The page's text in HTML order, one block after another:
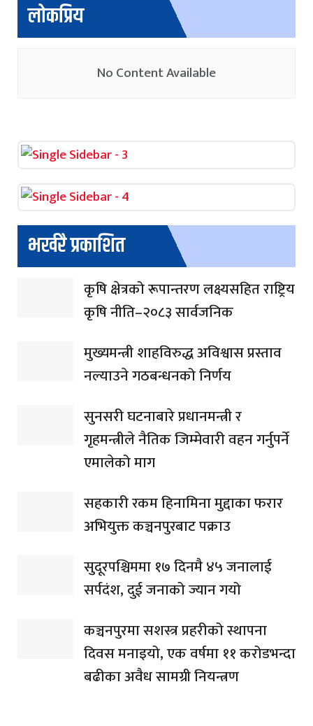
लोकप्रिय
No Content Available
भर्खरै प्रकाशित
कृषि क्षेत्रको रूपान्तरण लक्ष्यसहित राष्ट्रिय
कृषि नीति–२०८३ सार्वजनिक
मुख्यमन्त्री शाहविरुद्ध अविश्वास प्रस्ताव
नल्याउने गठबन्धनको निर्णय
सुनसरी घटनाबारे प्रधानमन्त्री र
गृहमन्त्रीले नैतिक जिम्मेवारी वहन गर्नुपर्ने
एमालेको माग
सहकारी रकम हिनामिना मुद्दाका फरार
अभियुक्त कञ्चनपुरबाट पक्राउ
सुदूरपश्चिममा १७ दिनमै ४५ जनालाई
सर्पदंश, दुई जनाको ज्यान गयो
कञ्चनपुरमा सशस्त्र प्रहरीको स्थापना
दिवस मनाइयो, एक वर्षमा ११ करोडभन्दा
बढीका अवैध सामग्री नियन्त्रण